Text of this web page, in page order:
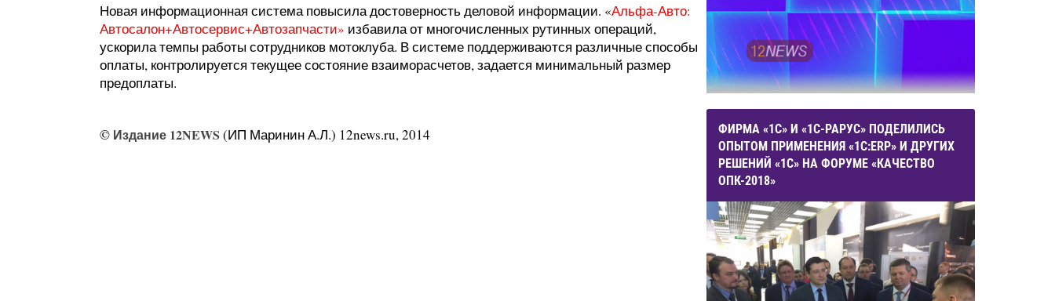
Новая информационная система повысила достоверность деловой информации. «Альфа-Авто:
Автосалон+Автосервис+Автозапчасти» избавила от многочисленных рутинных операций,
ускорила темпы работы сотрудников мотоклуба. В системе поддерживаются различные способы
оплаты, контролируется текущее состояние взаиморасчетов, задается минимальный размер
предоплаты.
© Издание 12NEWS (ИП Маринин А.Л.) 12news.ru, 2014
ФИРМА «1С» И «1С-РАРУС» ПОДЕЛИЛИСЬ
ОПЫТОМ ПРИМЕНЕНИЯ «1С:ERP» И ДРУГИХ
РЕШЕНИЙ «1С» НА ФОРУМЕ «КАЧЕСТВО
ОПК-2018»